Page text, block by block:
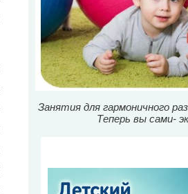
Занятия для гармоничного
Теперь вы сами-